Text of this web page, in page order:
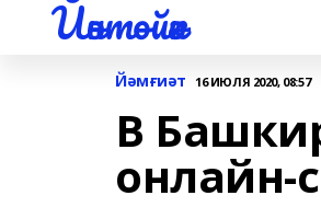
Йәнтөйәк
Йәмғиәт 16 ИЮЛЯ 2020, 08:57
В
онлайн-